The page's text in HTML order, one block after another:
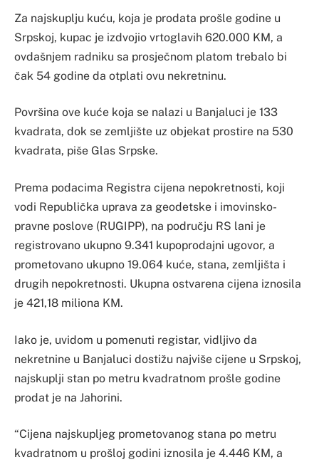
Za najskuplju kuću, koja je prodata prošle godine u
Srpskoj, kupac je izdvojio vrtoglavih 620.000 KM, a
ovdašnjem radniku sa prosječnom platom trebalo bi
čak 54 godine da otplati ovu nekretninu.
Površina ove kuće koja se nalazi u Banjaluci je 133
kvadrata, dok se zemljište uz objekat prostire na 530
kvadrata, piše Glas Srpske.
Prema podacima Registra cijena nepokretnosti, koji
vodi Republička uprava za geodetske i imovinsko-
pravne poslove (RUGIPP), na području RS lani je
registrovano ukupno 9.341 kupoprodajni ugovor, a
prometovano ukupno 19.064 kuće, stana, zemljišta i
drugih nepokretnosti. Ukupna ostvarena cijena iznosila
je 421,18 miliona KM.
Iako je, uvidom u pomenuti registar, vidljivo da
nekretnine u Banjaluci dostižu najviše cijene u Srpskoj,
najskuplji stan po metru kvadratnom prošle godine
prodat je na Jahorini.
“Cijena najskupljeg prometovanog stana po metru
kvadratnom u prošloj godini iznosila je 4.446 KM, a